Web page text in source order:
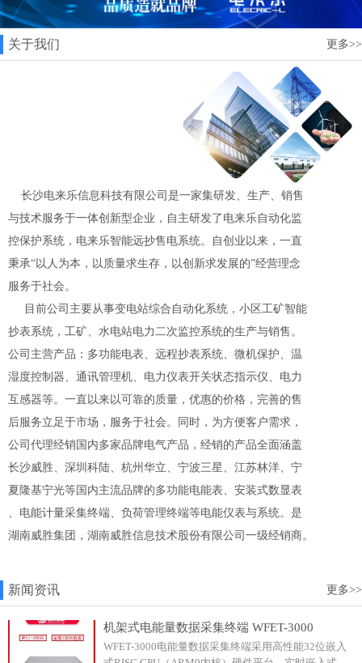
关于我们 更多>>
长沙电来乐信息科技有限公司是一家集研发、生产、销售
与技术服务于一体创新型企业，自主研发了电来乐自动化监
控保护系统，电来乐智能远抄售电系统。自创业以来，一直
秉承“以人为本，以质量求生存，以创新求发展的”经营理念
服务于社会。
目前公司主要从事变电站综合自动化系统，小区工矿智能
抄表系统，工矿、水电站电力二次监控系统的生产与销售。
公司主营产品：多功能电表、远程抄表系统、微机保护、温
湿度控制器、通讯管理机、电力仪表开关状态指示仪、电力
互感器等。一直以来以可靠的质量，优惠的价格，完善的售
后服务立足于市场，服务于社会。同时，为方便客户需求，
公司代理经销国内多家品牌电气产品，经销的产品全面涵盖
长沙威胜、深圳科陆、杭州华立、宁波三星、江苏林洋、宁
夏隆基宁光等国内主流品牌的多功能电能表、安装式数显表
、电能计量采集终端、负荷管理终端等电能仪表与系统。是
湖南威胜集团，湖南威胜信息技术股份有限公司一级经销商。
新闻资讯 更多>>
机架式电能量数据采集终端 WFET-3000
WFET-3000电能量数据采集终端采用高性能32位嵌入